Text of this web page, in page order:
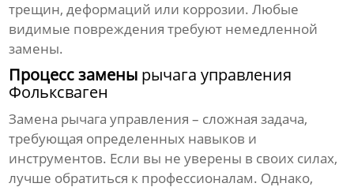
трещин, деформаций или коррозии. Любые
видимые повреждения требуют немедленной
замены.
Процесс замены рычага управления
Фольксваген
Замена рычага управления – сложная задача,
требующая определенных навыков и
инструментов. Если вы не уверены в своих силах,
лучше обратиться к профессионалам. Однако,